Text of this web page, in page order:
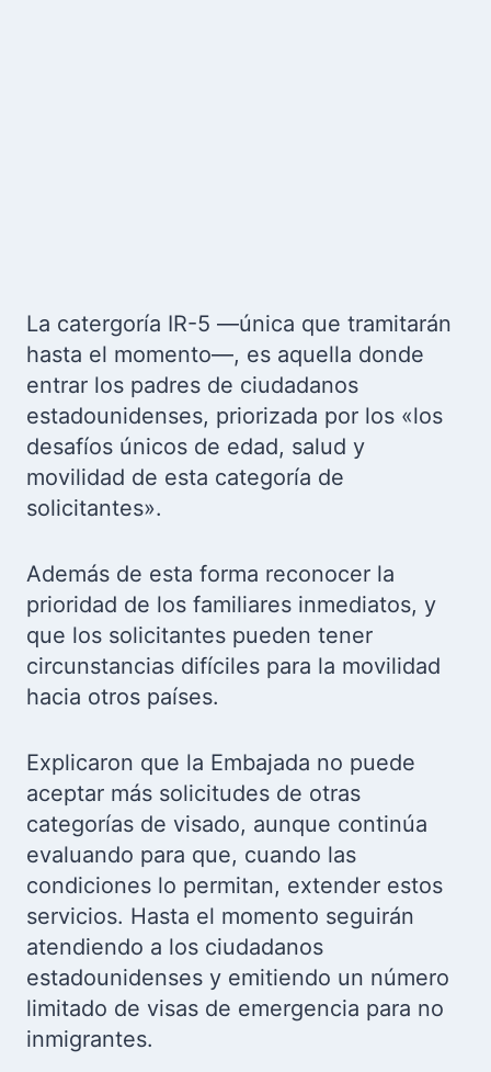
La catergoría IR-5 —única que tramitarán
hasta el momento—, es aquella donde
entrar los padres de ciudadanos
estadounidenses, priorizada por los «los
desafíos únicos de edad, salud y
movilidad de esta categoría de
solicitantes».
Además de esta forma reconocer la
prioridad de los familiares inmediatos, y
que los solicitantes pueden tener
circunstancias difíciles para la movilidad
hacia otros países.
Explicaron que la Embajada no puede
aceptar más solicitudes de otras
categorías de visado, aunque continúa
evaluando para que, cuando las
condiciones lo permitan, extender estos
servicios. Hasta el momento seguirán
atendiendo a los ciudadanos
estadounidenses y emitiendo un número
limitado de visas de emergencia para no
inmigrantes.